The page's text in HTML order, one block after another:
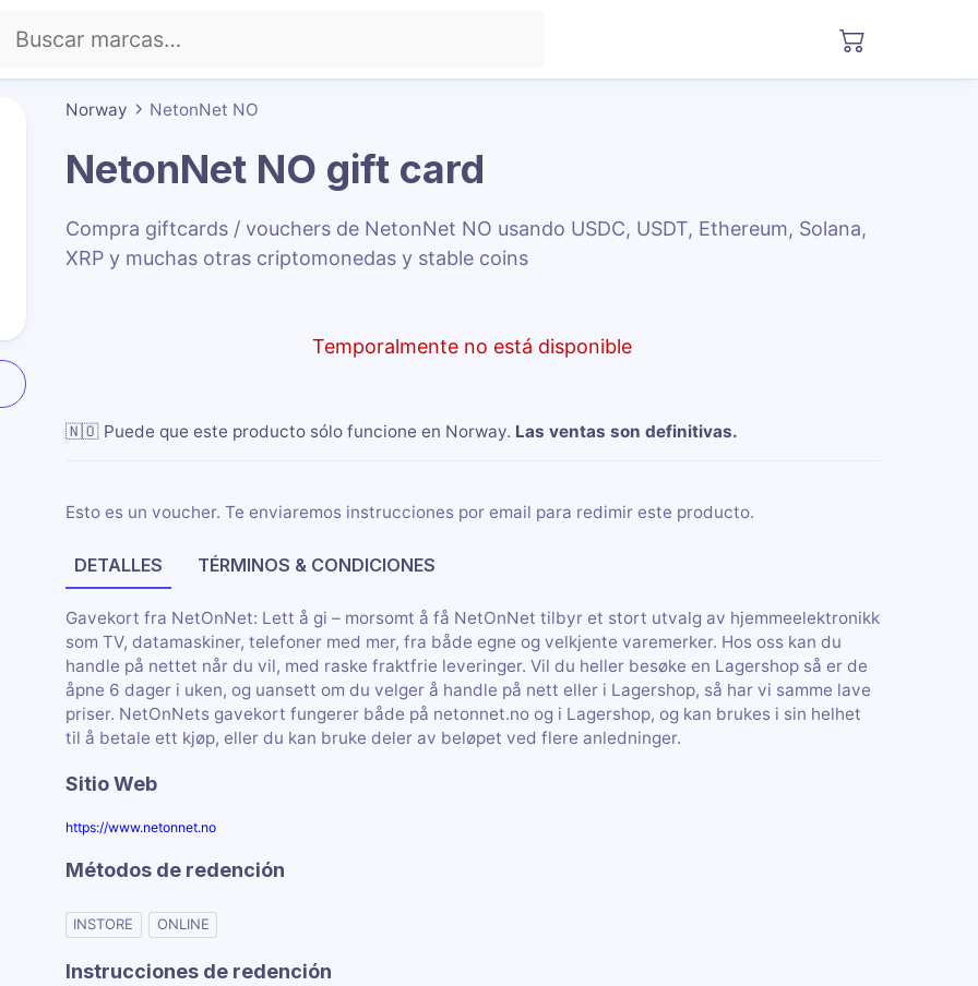
Norway NetonNet NO
NetonNet NO gift card
Compra giftcards / vouchers de NetonNet NO usando USDC, USDT, Ethereum, Solana,
XRP y muchas otras criptomonedas y stable coins
Temporalmente no está disponible
🇳🇴 Puede que este producto sólo funcione en Norway. Las ventas son definitivas.
Esto es un voucher. Te enviaremos instrucciones por email para redimir este producto.
DETALLES TÉRMINOS & CONDICIONES
Gavekort fra NetOnNet: Lett å gi – morsomt å få NetOnNet tilbyr et stort utvalg av hjemmeelektronikk
som TV, datamaskiner, telefoner med mer, fra både egne og velkjente varemerker. Hos oss kan du
handle på nettet når du vil, med raske fraktfrie leveringer. Vil du heller besøke en Lagershop så er de
åpne 6 dager i uken, og uansett om du velger å handle på nett eller i Lagershop, så har vi samme lave
priser. NetOnNets gavekort fungerer både på netonnet.no og i Lagershop, og kan brukes i sin helhet
til å betale ett kjøp, eller du kan bruke deler av beløpet ved flere anledninger.
Sitio Web
https://www.netonnet.no
Métodos de redención
INSTORE ONLINE
Instrucciones de redención